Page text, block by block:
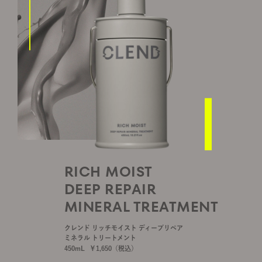
RICH MOIST
DEEP REPAIR
MINERAL TREATMENT
クレンド リッチモイスト ディープリペア
ミネラル トリートメント
450mL
￥ 1,650 （税込）